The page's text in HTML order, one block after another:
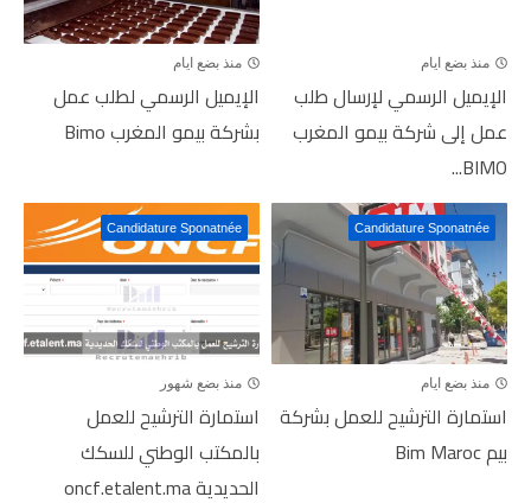
منذ بضع ايام
الإيميل الرسمي لإرسال طلب
عمل إلى شركة بيمو المغرب
BIMO...
منذ بضع ايام
الإيميل الرسمي لطلب عمل
بشركة بيمو المغرب Bimo
Candidature Sponatnée
منذ بضع ايام
استمارة الترشيح للعمل بشركة
بيم Bim Maroc
Candidature Sponatnée
منذ بضع شهور
استمارة الترشيح للعمل
بالمكتب الوطني للسكك
الحديدية oncf.etalent.ma